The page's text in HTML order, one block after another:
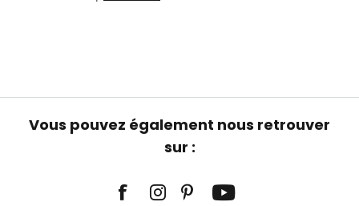
Vous pouvez également nous retrouver
sur :